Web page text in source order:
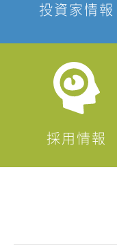
投資家情報
採用情報